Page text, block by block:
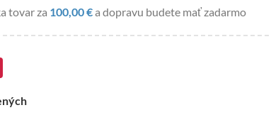
tovar za 100,00€a dopravu budete mať zadarmo